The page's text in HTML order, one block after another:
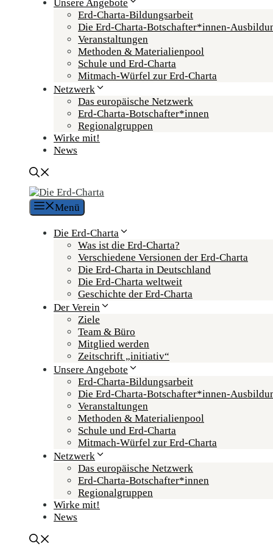
Unsere Angebote
Erd-Charta-Bildungsarbeit
Die Erd-Charta-Botschafter­*innen-
Veranstaltungen
Methoden & Materialienpool
Schule und Erd-Charta
Mitmach-Würfel zur Erd-Charta
Netzwerk
Das europäische Netzwerk
Erd-Charta-Botschafter­*innen
Regional­gruppen
Wirke mit!
News
Menü
Die Erd-Charta
Was ist die Erd-Charta?
Verschiedene Versionen der Erd-Charta
Die Erd-Charta in Deutschland
Die Erd-Charta weltweit
Geschichte der Erd-Charta
Der Verein
Ziele
Team & Büro
Mitglied werden
Zeitschrift „initiativ“
Unsere Angebote
Erd-Charta-Bildungsarbeit
Die Erd-Charta-Botschafter­*innen-
Veranstaltungen
Methoden & Materialienpool
Schule und Erd-Charta
Mitmach-Würfel zur Erd-Charta
Netzwerk
Das europäische Netzwerk
Erd-Charta-Botschafter­*innen
Regional­gruppen
Wirke mit!
News